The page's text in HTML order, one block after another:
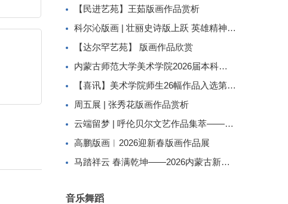
【民进艺苑】王茹版画作品赏析
科尔沁版画 | 壮丽史诗版上跃 英雄精神画中传
【达尔罕艺苑】 版画作品欣赏
内蒙古师范大学美术学院2026届本科生毕业作品展美术学专业（版画方向）
【喜讯】美术学院师生26幅作品入选第二届内蒙古自治区小版画暨藏书票展
周五展 | 张秀花版画作品赏析
云端留梦 | 呼伦贝尔文艺作品集萃——姜识民版画选登
高鹏版画︱2026迎新春版画作品展
马踏祥云 春满乾坤——2026内蒙古新春民间工艺美术线上展（三）
音乐舞蹈